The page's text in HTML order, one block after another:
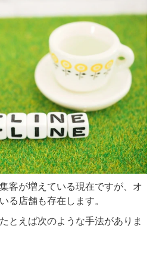
客が増えている現在ですが、オ
る店舗も存在します。
とえば次のような手法がありま